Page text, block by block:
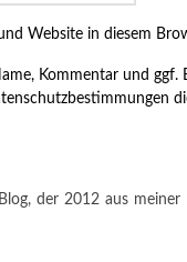
Website in diesem
Kommentar und
der 2012 aus